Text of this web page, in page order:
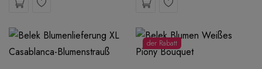
der Rabatt